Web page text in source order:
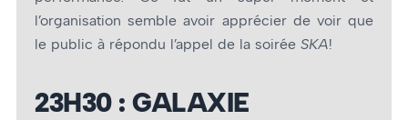
l’organisation semble avoir apprécier de voir que
le public à répondu l’appel de la soirée SKA!
23H30 : GALAXIE